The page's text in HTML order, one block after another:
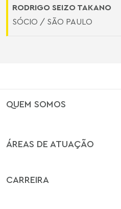
RODRIGO SEIZO TAKANO
SÓCIO / SÃO PAULO
QUEM SOMOS
ÁREAS DE ATUAÇÃO
CARREIRA